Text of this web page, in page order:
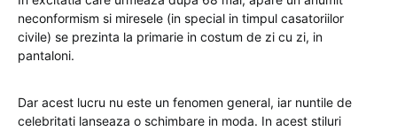
neconformism si miresele (in special in timpul casatoriilor
civile) se prezinta la primarie in costum de zi cu zi, in
pantaloni.
Dar acest lucru nu este un fenomen general, iar nuntile de
celebritati lanseaza o schimbare in moda. In acest stiluri